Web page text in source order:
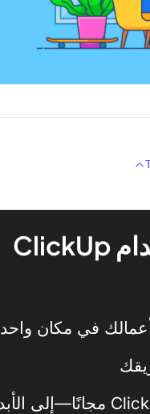
ابدأ باستخدام ClickUp
في مكان واحد